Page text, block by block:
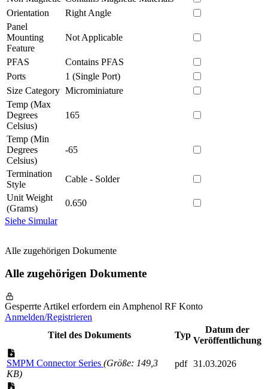
Orientation
Right Angle
Panel
Mounting
Feature
Not Applicable
PFAS
Contains PFAS
Ports
1 (Single Port)
Size Category Microminiature
Temp (Max
Degrees
Celsius)
165
Temp (Min
Degrees
Celsius)
-65
Termination
Style
Cable - Solder
Unit Weight
(Grams)
0.650
Siehe Simular
Alle zugehörigen Dokumente
Alle zugehörigen Dokumente
Gesperrte Artikel erfordern ein Amphenol RF Konto
Anmelden/Registrieren
Titel des Dokuments
Typ
Datum der
Veröffentlichung
SMPM Connector Series (Größe: 149,3
KB)
pdf 31.03.2026